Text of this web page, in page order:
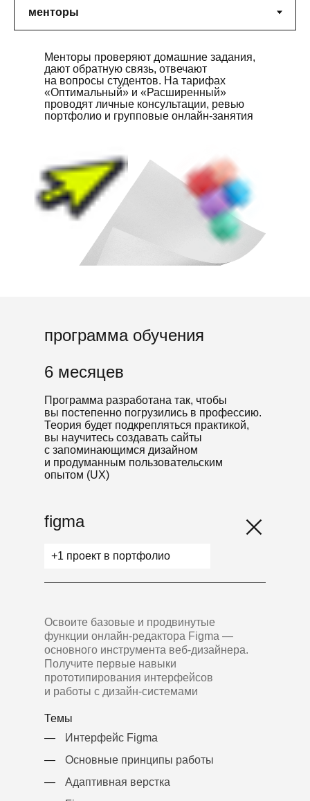
Менторы проверяют домашние задания,
дают обратную связь, отвечают
на вопросы студентов. На тарифах
«Оптимальный» и «Расширенный»
проводят личные консультации, ревью
портфолио и групповые онлайн-занятия
программа обучения
Программа разработана так, чтобы
вы постепенно погрузились в профессию.
Теория будет подкрепляться практикой,
вы научитесь создавать сайты
с запоминающимся дизайном
и продуманным пользовательским
опытом (UX)
6 месяцев
figma
+1 проект в портфолио
Освоите базовые и продвинутые
функции онлайн-редактора Figma —
основного инструмента веб-дизайнера.
Получите первые навыки
прототипирования интерфейсов
и работы с дизайн-системами
Интерфейс Figma
—
Основные принципы работы
—
Адаптивная верстка
—
Темы